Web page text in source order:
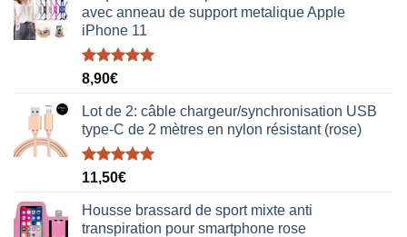
avec anneau de support metalique Apple
iPhone 11
Note5.00
8,90€
Lot de 2: câble chargeur/synchronisation USB
type-C de 2 mètres en nylon résistant (rose)
Note5.00
11,50€
Housse brassard de sport mixte anti
transpiration pour smartphone rose